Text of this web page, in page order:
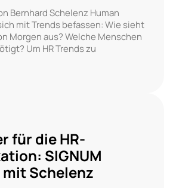
Bernhard Schelenz Human
mit Trends befassen: Wie sieht
Morgen aus? Welche Menschen
Um HR Trends zu
für die HR-
SIGNUM
Schelenz